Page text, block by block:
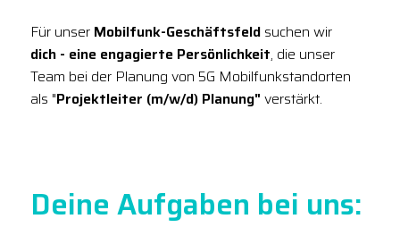
Für unser Mobilfunk-Geschäftsfeld suchen wir
dich - eine engagierte Persönlichkeit, die unser
Team bei der Planung von 5G Mobilfunkstandorten
als "Projektleiter (m/w/d) Planung" verstärkt.
Deine Aufgaben bei uns: